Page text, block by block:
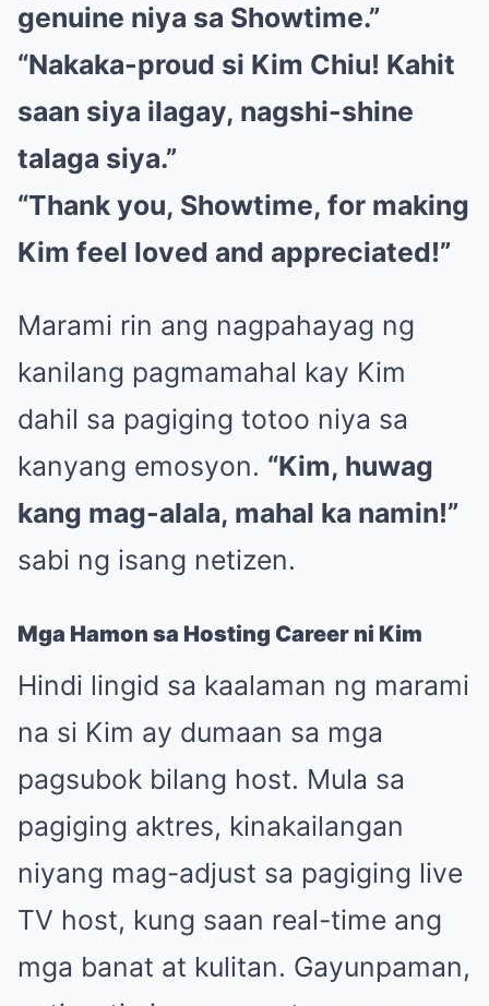
genuine niya sa Showtime.”
“Nakaka-proud si Kim Chiu! Kahit
saan siya ilagay, nagshi-shine
talaga siya.”
“Thank you, Showtime, for making
Kim feel loved and appreciated!”
Marami rin ang nagpahayag ng
kanilang pagmamahal kay Kim
dahil sa pagiging totoo niya sa
kanyang emosyon. “Kim, huwag
kang mag-alala, mahal ka namin!”
sabi ng isang netizen.
Mga Hamon sa Hosting Career ni Kim
Hindi lingid sa kaalaman ng marami
na si Kim ay dumaan sa mga
pagsubok bilang host. Mula sa
pagiging aktres, kinakailangan
niyang mag-adjust sa pagiging live
TV host, kung saan real-time ang
mga banat at kulitan. Gayunpaman,